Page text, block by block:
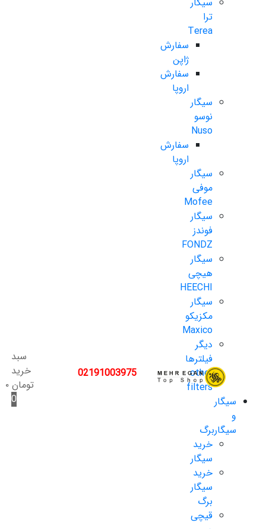
ترا
Terea
سفارش
ژاپن
سفارش
اروپا
سیگار
نوسو
Nuso
سفارش
اروپا
سیگار
موفی
Mofee
سیگار
فوندز
FONDZ
سیگار
هیچی
HEECHI
سیگار
مکزیکو
Maxico
دیگر
فیلترها
other
filters
سیگار
و
سیگاربرگ
خرید
سیگار
خرید
سیگار
برگ
قیچی
02191003975
سبد
خرید
تومان۰
0